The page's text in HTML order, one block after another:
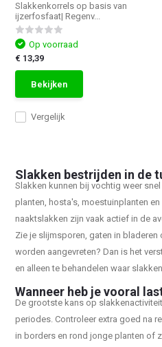
Slakkenkorrels op basis van
ijzerfosfaat| Regenv...
Vergelijk
Op voorraad
€ 13,39
Bekijken
Slakken bestrijden in de
Slakken kunnen bij vochtig weer
planten, hosta's, moestuinplanten en
naaktslakken zijn vaak actief in de
Zie je slijmsporen, gaten in
worden aangevreten? Dan is het
en alleen te behandelen waar
Wanneer heb je vooral
De grootste kans op
periodes. Controleer extra goed na
in borders en rond jonge planten of